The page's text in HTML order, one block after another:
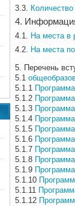
3.3.
4.
4.1. На места в
4.2. На места
5. Перечень
5.1
5.1.1
5.1.2
5.1.3
5.1.4
5.1.5
5.1.6
5.1.7
5.1.8
5.1.9
5.1.10
5.1.11
5.1.12